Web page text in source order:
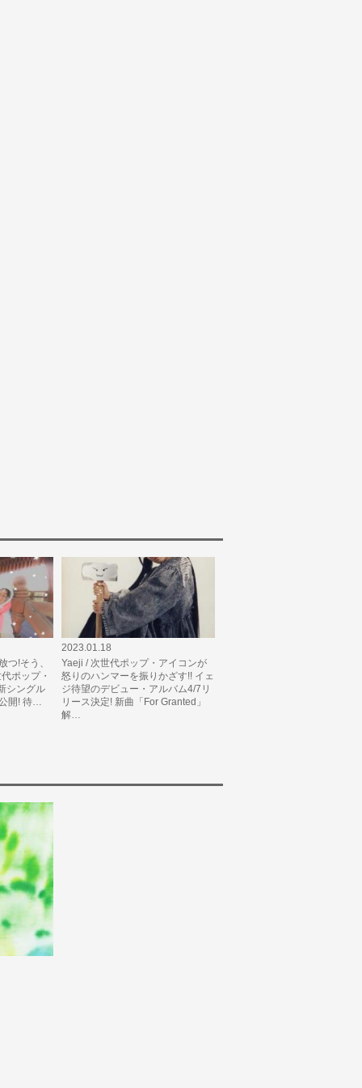
つ!そう、
ポップ・
シングル
開! 待…
2023.01.18
Yaeji / 次世代ポップ・アイコンが
怒りのハンマーを振りかざす!! イェ
ジ待望のデビュー・アルバム4/7リ
リース決定! 新曲「For Granted」
解…